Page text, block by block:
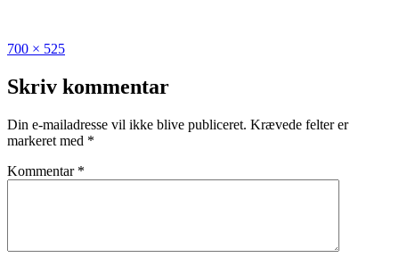
Udgivet
Den
ultimative
til
Porto
Fuld
700 × 525
Skriv kommentar
Din e-mailadresse vil ikke blive publiceret. Krævede felter er
markeret med *
Kommentar *